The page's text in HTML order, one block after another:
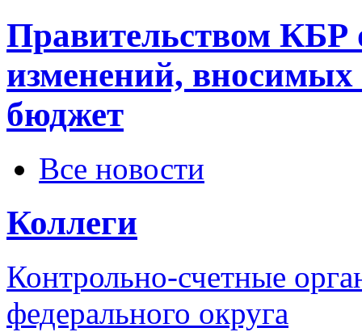
Правительством КБР
изменений, вносимых
бюджет
Все новости
Коллеги
Контрольно-счетные
федерального округа